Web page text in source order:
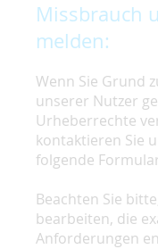
Missbrauch
melden:
Wenn Sie Grund
unserer Nutzer
Urheberrechte
kontaktieren Sie
folgende
Beachten Sie
bearbeiten, die
Anforderungen